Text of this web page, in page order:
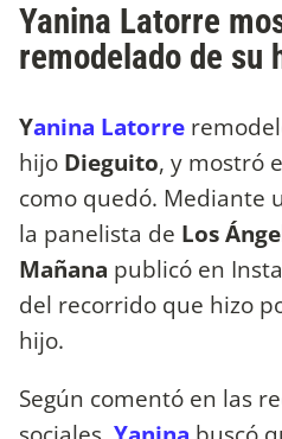
Yanina Latorre
remodelado de su
Yanina Latorre
hijo Dieguito, y mostró
como quedó. Mediante
la panelista de Los
Mañana publicó en
del recorrido que hizo
hijo.
Según comentó en las